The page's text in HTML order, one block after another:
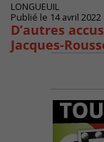
LONGUEUIL
Publié le 14 avril 2022
D’autres
Jacques-